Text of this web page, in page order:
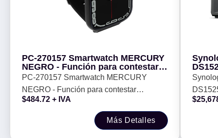
PC-270157 Smartwatch MERCURY
NEGRO - Función para contestar
Llamadas | PERFECT CHOICE
PC-270157 Smartwatch MERCURY
NEGRO - Función para contestar
Llamadas | PERFECT CHOICE
$484.72 + IVA
Más Detalles
10GbE almacenamiento en
SSD
com -
$